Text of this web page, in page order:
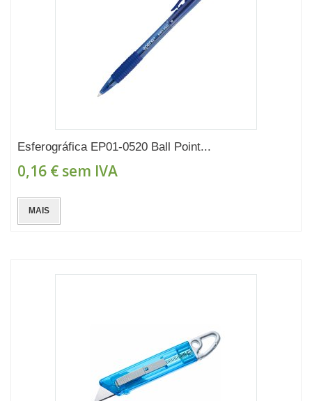
Esferográfica EP01-0520 Ball Point...
0,16 € sem IVA
MAIS